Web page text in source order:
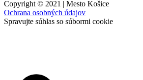
Copyright © 2021 | Mesto Košice
Ochrana osobných údajov
Spravujte súhlas so súbormi cookie